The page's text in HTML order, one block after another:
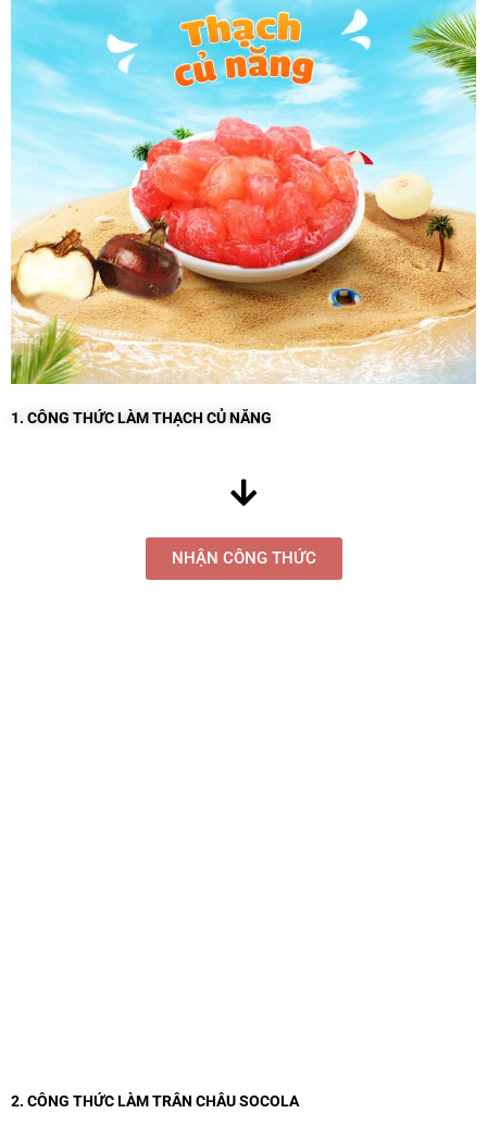
1. CÔNG THỨC LÀM THẠCH CỦ NĂNG
NHẬN CÔNG THỨC
2. CÔNG THỨC LÀM TRÂN CHÂU SOCOLA